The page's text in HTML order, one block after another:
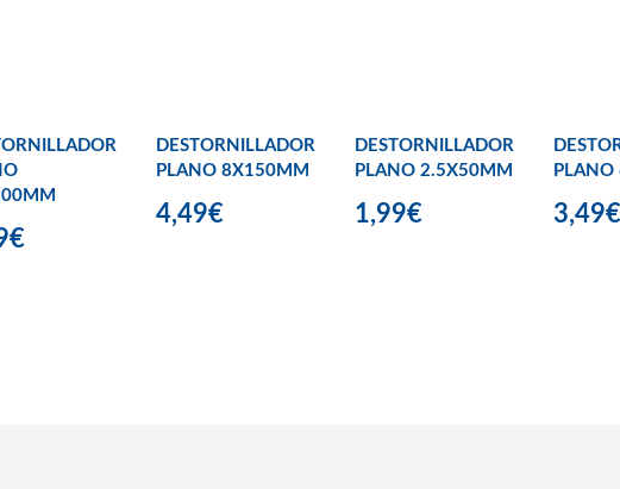
DESTORNILLADOR
PLANO 8X150MM
4,49€
DESTORNILLADOR
PLANO 2.5X50MM
1,99€ 3,49€